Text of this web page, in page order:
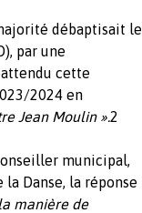
débaptisait le
par une
attendu cette
2024 en
Jean Moulin ».2
municipal,
Danse, la réponse
manière de